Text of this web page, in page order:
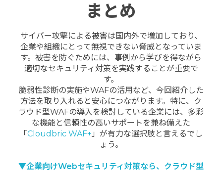
まとめ
サイバー攻撃による被害は国内外で増加しており、
企業や組織にとって無視できない脅威となっていま
す。被害を防ぐためには、事例から学びを得ながら
適切なセキュリティ対策を実践することが重要で
す。
脆弱性診断の実施やWAFの活用など、今回紹介した
方法を取り入れると安心につながります。特に、ク
ラウド型WAFの導入を検討している企業には、多彩
な機能と信頼性の高いサポートを兼ね備えた
「Cloudbric WAF+ 」が有力な選択肢と言えるでし
ょう。
▼企業向けWebセキュリティ対策なら、クラウド型